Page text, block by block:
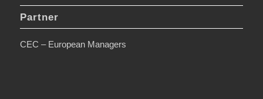
Partner
CEC – European Managers